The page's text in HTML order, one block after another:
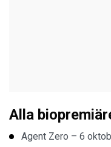
Alla
Agent Zero – 6